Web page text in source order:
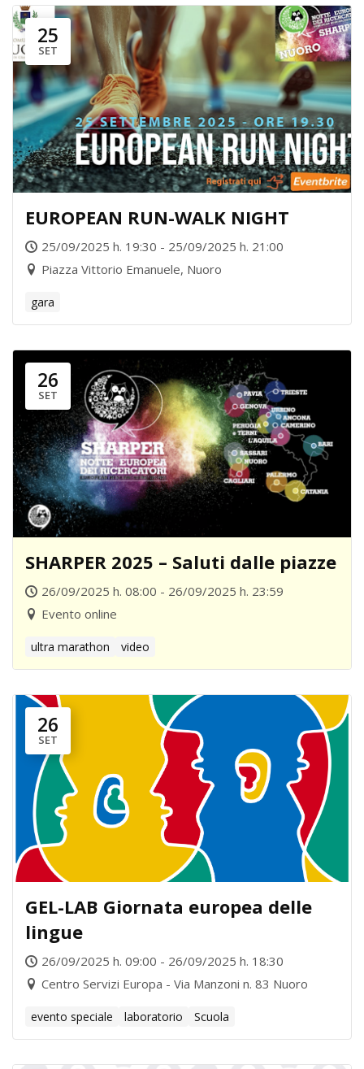
25
SET
EUROPEAN RUN-WALK NIGHT
25/09/2025 h. 19:30 - 25/09/2025 h. 21:00
Piazza Vittorio Emanuele, Nuoro
gara
26
SET
SHARPER 2025 – Saluti dalle piazze
26/09/2025 h. 08:00 - 26/09/2025 h. 23:59
Evento online
ultra marathon video
26
SET
GEL-LAB Giornata europea delle
lingue
26/09/2025 h. 09:00 - 26/09/2025 h. 18:30
Centro Servizi Europa - Via Manzoni n. 83 Nuoro
evento speciale laboratorio Scuola